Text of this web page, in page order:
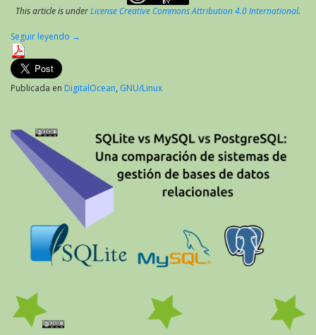
This article is underLicense Creative Commons Attribution 4.0 International.
Seguir leyendo →
Publicada en DigitalOcean, GNU/Linux